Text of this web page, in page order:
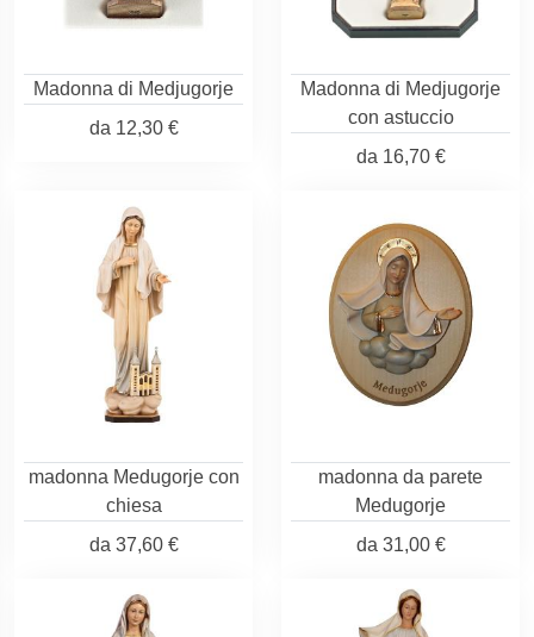
Madonna di Medjugorje
da 12,30 €
Madonna di Medjugorje
con astuccio
da 16,70 €
madonna Medugorje con
chiesa
da 37,60 €
madonna da parete
Medugorje
da 31,00 €